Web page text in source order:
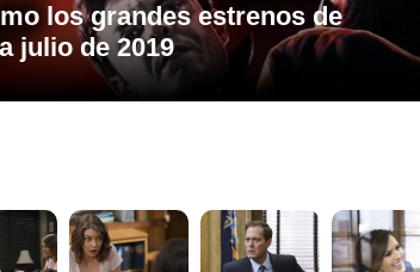
los grandes estrenos de
julio de 2019